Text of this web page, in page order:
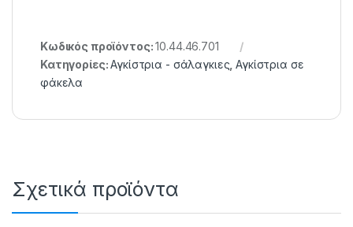
Κωδικός προϊόντος:10.44.46.701
Κατηγορίες:Αγκίστρια - σάλαγκιες ,Αγκίστρια σε
φάκελα
Σχετικά προϊόντα